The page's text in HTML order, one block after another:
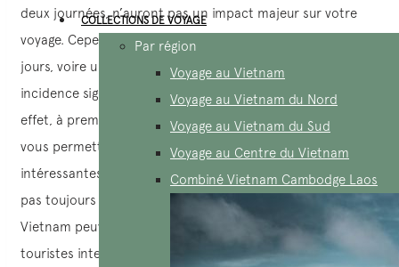
COLLECTIONS DE VOYAGE
Par région
Voyage au Vietnam
Voyage au Vietnam du Nord
Voyage au Vietnam du Sud
Voyage au Centre du Vietnam
Combiné Vietnam Cambodge Laos
deux journées, n’auront pas un impact majeur sur votre
voyage. Cependant, d’autres peuvent durer quatre à cinq
jours, voire une semaine ou dix jours, et auront une
incidence significative sur votre planification de voyage. En
effet, à première vue, voyager pendant les jours fériés peut
vous permettre d’assister à certaines activités
intéressantes des habitants locaux. Cependant, ce n’est
pas toujours bénéfique, car la plupart des jours fériés au
Vietnam peuvent entraîner des désavantages pour les
touristes internationaux, tels que des augmentations de